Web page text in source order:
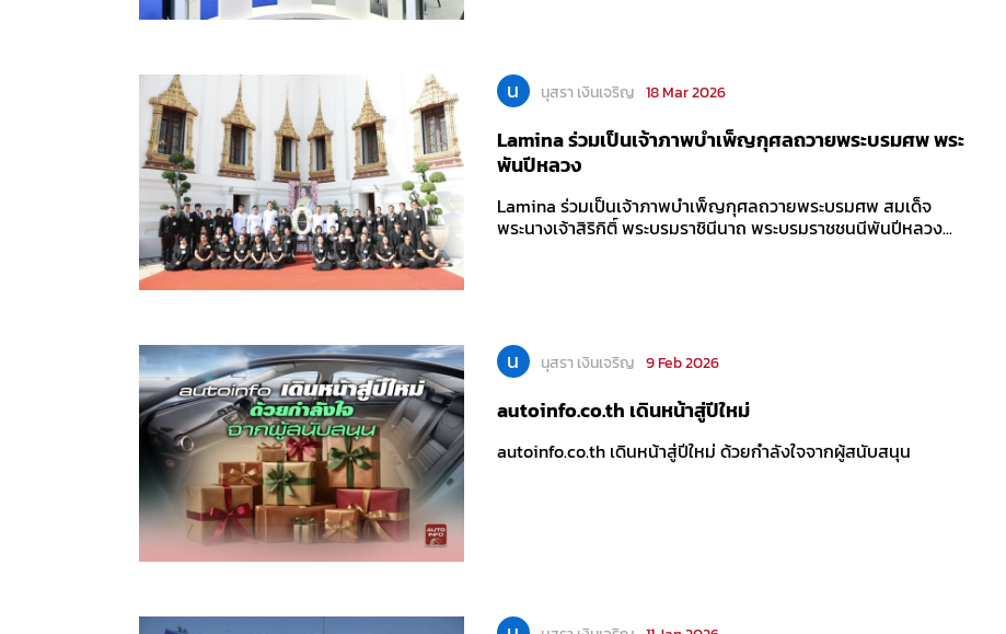
น นุสรา เงินเจริญ 18 Mar 2026
Lamina ร่วมเป็นเจ้าภาพบำเพ็ญกุศลถวายพระบรมศพ พระ
พันปีหลวง
Lamina ร่วมเป็นเจ้าภาพบำเพ็ญกุศลถวายพระบรมศพ สมเด็จ
พระนางเจ้าสิริกิติ์ พระบรมราชินีนาถ พระบรมราชชนนีพันปีหลวง...
น นุสรา เงินเจริญ 9 Feb 2026
autoinfo.co.th เดินหน้าสู่ปีใหม่
autoinfo.co.th เดินหน้าสู่ปีใหม่ ด้วยกำลังใจจากผู้สนับสนุน